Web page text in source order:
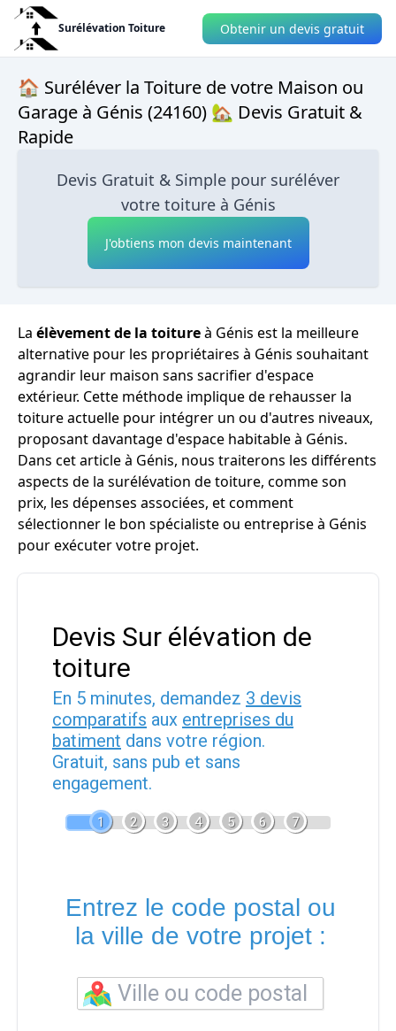
Surélévation Toiture Obtenir un devis gratuit
🏠 Suréléver la Toiture de votre Maison ou
Garage à Génis (24160) 🏡 Devis Gratuit &
Rapide
Devis Gratuit & Simple pour suréléver
votre toiture à Génis
J'obtiens mon devis maintenant
La élèvement de la toitureà Génis est la meilleure
alternative pour les propriétaires à Génis souhaitant
agrandir leur maison sans sacrifier d'espace
extérieur. Cette méthode implique de rehausser la
toiture actuelle pour intégrer un ou d'autres niveaux,
proposant davantage d'espace habitable à Génis.
Dans cet article à Génis, nous traiterons les différents
aspects de la surélévation de toiture, comme son
prix, les dépenses associées, et comment
sélectionner le bon spécialiste ou entreprise à Génis
pour exécuter votre projet.
Devis Sur élévation de
toiture
En 5 minutes, demandez 3 devis
comparatifs aux entreprises du
batiment dans votre région.
Gratuit, sans pub et sans
engagement.
1 2 3 4 5 6 7
Entrez le code postal ou
la ville de votre projet :